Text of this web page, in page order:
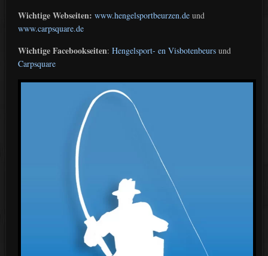
Wichtige Webseiten: www.hengelsportbeurzen.deund
www.carpsquare.de
Wichtige Facebookseiten: Hengelsport- en Visbotenbeursund
Carpsquare